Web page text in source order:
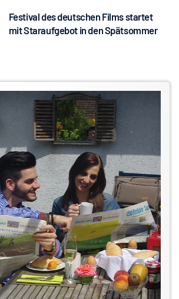
Festival des deutschen Films startet
mit Staraufgebot in den Spätsommer